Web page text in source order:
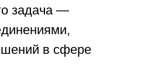
задача —
в сфере